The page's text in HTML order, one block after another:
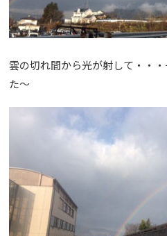
雲の切れ間から光が射して・・
た～